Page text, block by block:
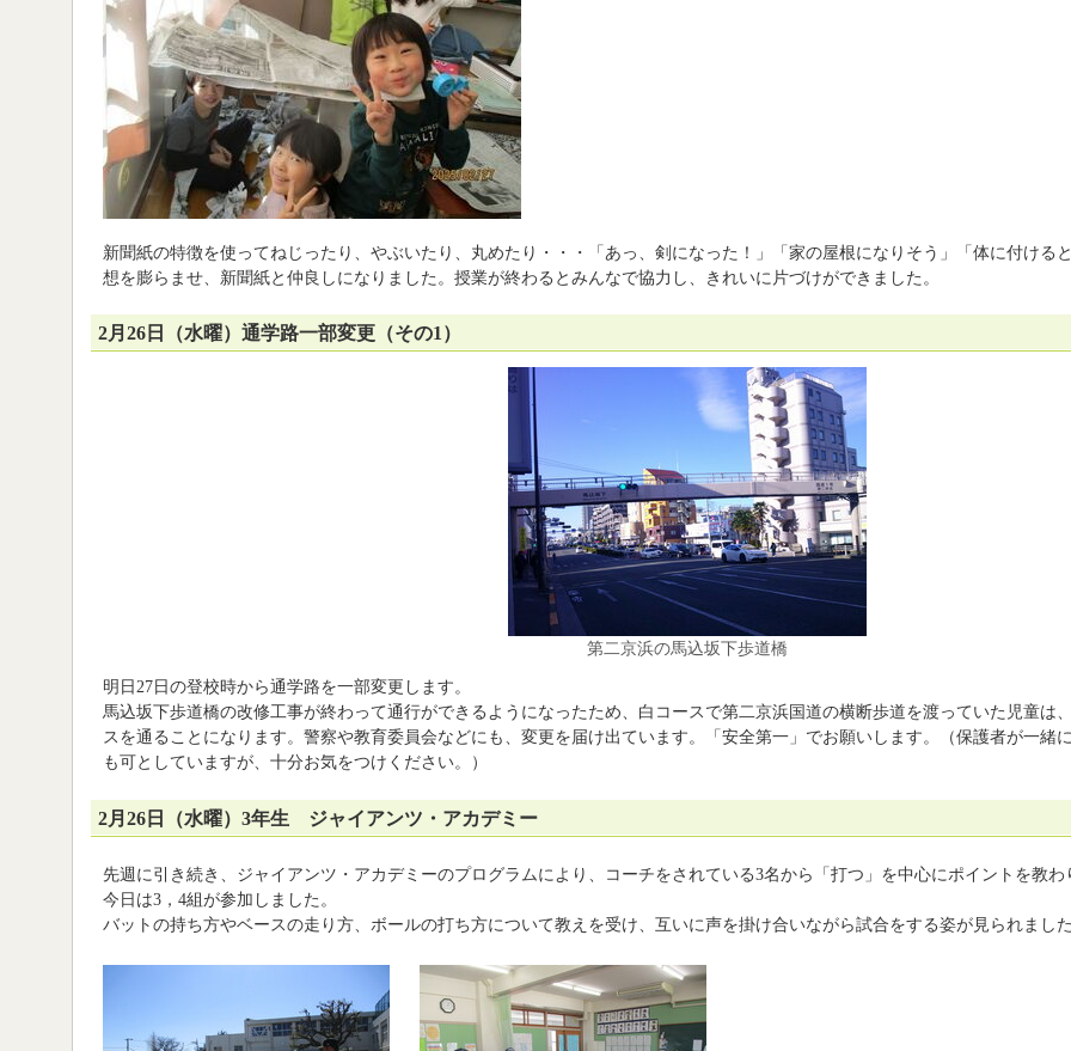
新聞紙の特徴を使ってねじったり、やぶいたり、丸めたり・・・「あっ、剣になった！」「家の屋根になりそう」「体に付ける
想を膨らませ、新聞紙と仲良しになりました。授業が終わるとみんなで協力し、きれいに片づけができました。
2月26日（水曜）通学路一部変更（その1）
第二京浜の馬込坂下歩道橋
明日27日の登校時から通学路を一部変更します。
馬込坂下歩道橋の改修工事が終わって通行ができるようになったため、白コースで第二京浜国道の横断歩道を渡っていた児童は
スを通ることになります。警察や教育委員会などにも、変更を届け出ています。「安全第一」でお願いします。（保護者が一緒
も可としていますが、十分お気をつけください。）
2月26日（水曜）3年生 ジャイアンツ・アカデミー
先週に引き続き、ジャイアンツ・アカデミーのプログラムにより、コーチをされている3名から「打つ」を中心にポイントを教わ
今日は3，4組が参加しました。
バットの持ち方やベースの走り方、ボールの打ち方について教えを受け、互いに声を掛け合いながら試合をする姿が見られました